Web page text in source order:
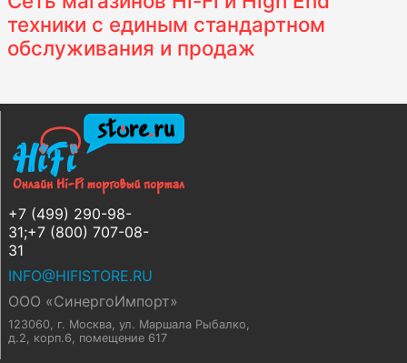
техники с единым стандартном
обслуживания и продаж
+7 (499) 290-98-
31;+7 (800) 707-08-
31
INFO@HIFISTORE.RU
ООО «СинергоИмпорт»
123060, г. Москва, ул. Маршала Рыбалко,
д.2, корп.6, помещение 617